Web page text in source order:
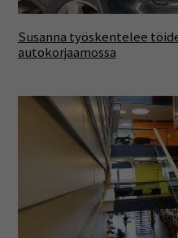
Susanna työskentelee
autokorjaamossa